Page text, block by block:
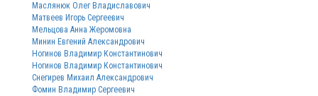
Маслянюк Олег Владиславович
Матвеев Игорь Сергеевич
Мельцова Анна Жеромовна
Минин Евгений Александрович
Ногинов Владимир Константинович
Ногинов Владимир Константинович
Снегирев Михаил Александрович
Фомин Владимир Сергеевич